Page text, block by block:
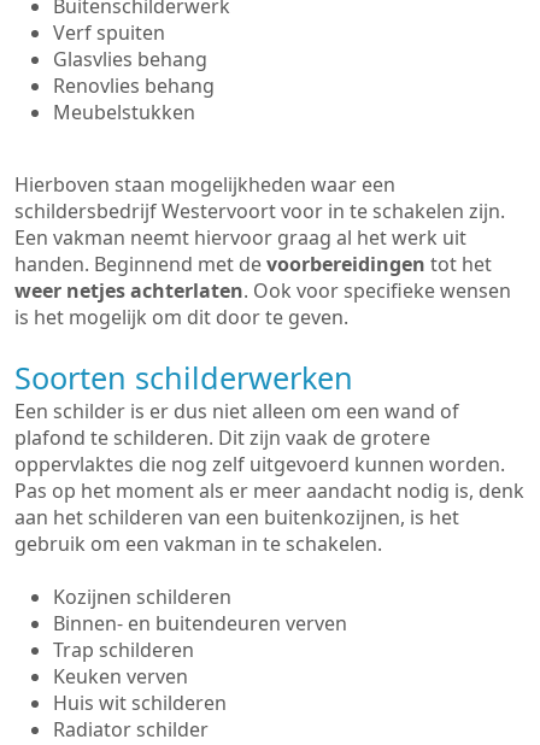
Buitenschilderwerk
Verf spuiten
Glasvlies behang
Renovlies behang
Meubelstukken
Hierboven staan mogelijkheden waar een
schildersbedrijf Westervoort voor in te schakelen zijn.
Een vakman neemt hiervoor graag al het werk uit
handen. Beginnend met devoorbereidingen tot het
weer netjes achterlaten. Ook voor specifieke wensen
is het mogelijk om dit door te geven.
Soorten schilderwerken
Een schilder is er dus niet alleen om een wand of
plafond te schilderen. Dit zijn vaak de grotere
oppervlaktes die nog zelf uitgevoerd kunnen worden.
Pas op het moment als er meer aandacht nodig is, denk
aan het schilderen van een buitenkozijnen, is het
gebruik om een vakman in te schakelen.
Kozijnen schilderen
Binnen- en buitendeuren verven
Trap schilderen
Keuken verven
Huis wit schilderen
Radiator schilder